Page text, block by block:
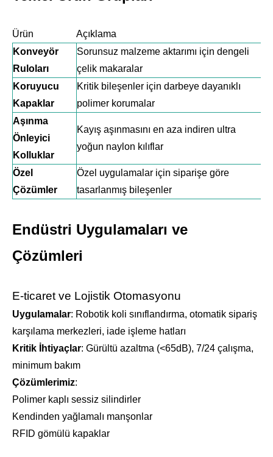
Ürün
Açıklama
Konveyör
Ruloları
Sorunsuz malzeme aktarımı için dengeli
çelik makaralar
Koruyucu
Kapaklar
Kritik bileşenler için darbeye dayanıklı
polimer korumalar
Aşınma
Önleyici
Kolluklar
Kayış aşınmasını en aza indiren ultra
yoğun naylon kılıflar
Özel
Çözümler
Özel uygulamalar için siparişe göre
tasarlanmış bileşenler
Endüstri Uygulamaları ve
Çözümleri
E-ticaret ve Lojistik Otomasyonu
Uygulamalar: Robotik koli sınıflandırma, otomatik sipariş
karşılama merkezleri, iade işleme hatları
Kritik İhtiyaçlar: Gürültü azaltma (<65dB), 7/24 çalışma,
minimum bakım
Çözümlerimiz:
Polimer kaplı sessiz silindirler
Kendinden yağlamalı manşonlar
RFID gömülü kapaklar